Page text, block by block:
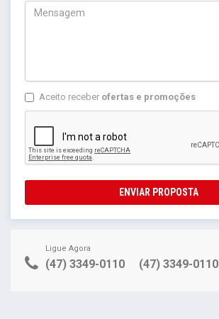
Aceito receber ofertas e promoções
ENVIAR PROPOSTA
Ligue Agora
(47) 3349-0110 (47) 3349-0110